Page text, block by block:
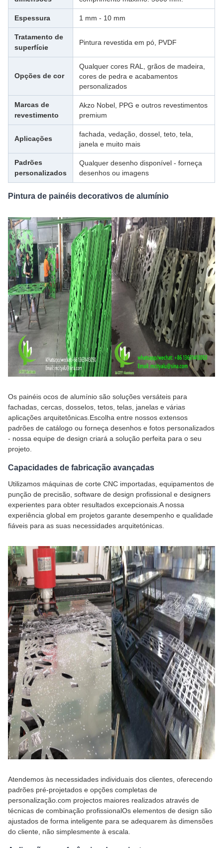
Espessura 1 mm - 10 mm
Tratamento de
superfície
Pintura revestida em pó, PVDF
Opções de cor
Qualquer cores RAL, grãos de madeira,
cores de pedra e acabamentos
personalizados
Marcas de
revestimento
Akzo Nobel, PPG e outros revestimentos
premium
Aplicações
fachada, vedação, dossel, teto, tela,
janela e muito mais
Padrões
personalizados
Qualquer desenho disponível - forneça
desenhos ou imagens
Pintura de painéis decorativos de alumínio
Os painéis ocos de alumínio são soluções versáteis para
fachadas, cercas, dosselos, tetos, telas, janelas e várias
aplicações arquitetônicas.Escolha entre nossos extensos
padrões de catálogo ou forneça desenhos e fotos personalizados
- nossa equipe de design criará a solução perfeita para o seu
projeto.
Capacidades de fabricação avançadas
Utilizamos máquinas de corte CNC importadas, equipamentos de
punção de precisão, software de design profissional e designers
experientes para obter resultados excepcionais.A nossa
experiência global em projetos garante desempenho e qualidade
fiáveis para as suas necessidades arquitetónicas.
Atendemos às necessidades individuais dos clientes, oferecendo
padrões pré-projetados e opções completas de
personalização.com projectos maiores realizados através de
técnicas de combinação profissionalOs elementos de design são
ajustados de forma inteligente para se adequarem às dimensões
do cliente, não simplesmente à escala.